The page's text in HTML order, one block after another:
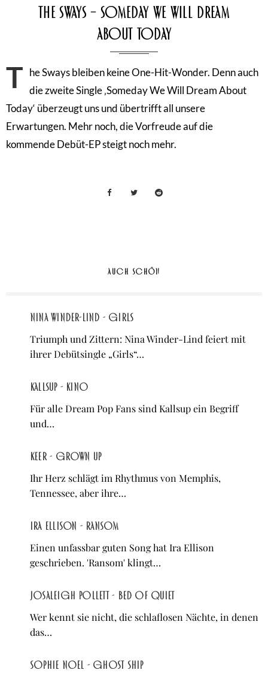
The Sways – Someday We Will Dream
About Today
T he Sways bleiben keine One-Hit-Wonder. Denn auch
die zweite Single ‚Someday We Will Dream About
Today‘ überzeugt uns und übertrifft all unsere
Erwartungen. Mehr noch, die Vorfreude auf die
kommende Debüt-EP steigt noch mehr.
AUCH SCHÖN
Nina Winder-Lind - Girls
Triumph und Zittern: Nina Winder-Lind feiert mit
ihrer Debütsingle „Girls“…
Kallsup - Kino
Für alle Dream Pop Fans sind Kallsup ein Begriff
und…
KEER - Grown Up
Ihr Herz schlägt im Rhythmus von Memphis,
Tennessee, aber ihre…
Ira Ellison - Ransom
Einen unfassbar guten Song hat Ira Ellison
geschrieben. 'Ransom' klingt…
Josaleigh Pollett - Bed of Quiet
Wer kennt sie nicht, die schlaflosen Nächte, in denen
das…
Sophie Noel - Ghost Ship